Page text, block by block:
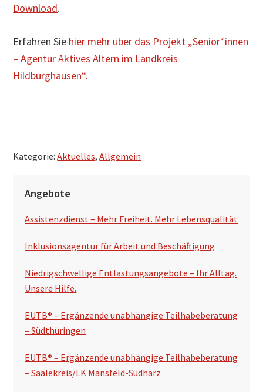
Download.
Erfahren Sie hier mehr über das Projekt „Senior*innen
– Agentur Aktives Altern im Landkreis
Hildburghausen“.
Kategorie:Aktuelles,Allgemein
Angebote
Assistenzdienst – Mehr Freiheit. Mehr Lebensqualität
Inklusionsagentur für Arbeit und Beschäftigung
Niedrigschwellige Entlastungsangebote – Ihr Alltag.
Unsere Hilfe.
EUTB® – Ergänzende unabhängige Teilhabeberatung
– Südthüringen
EUTB® – Ergänzende unabhängige Teilhabeberatung
– Saalekreis/LK Mansfeld-Südharz